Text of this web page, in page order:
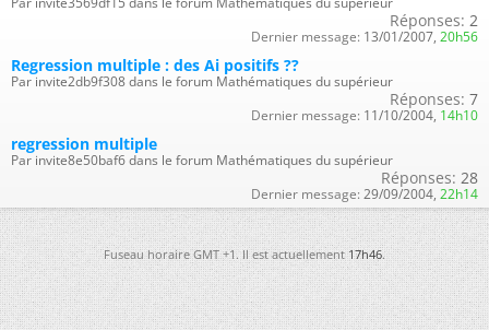
Réponses: 2
Dernier message: 13/01/2007, 20h56
Regression multiple : des Ai positifs ??
Par invite2db9f308 dans le forum Mathématiques du supérieur
Réponses: 7
Dernier message: 11/10/2004, 14h10
regression multiple
Par invite8e50baf6 dans le forum Mathématiques du supérieur
Réponses: 28
Dernier message: 29/09/2004, 22h14
Fuseau horaire GMT +1. Il est actuellement17h46.